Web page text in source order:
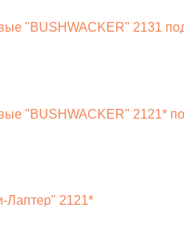
"BUSHWACKER" 2131
"BUSHWACKER" 2121*
Лаптер" 2121*